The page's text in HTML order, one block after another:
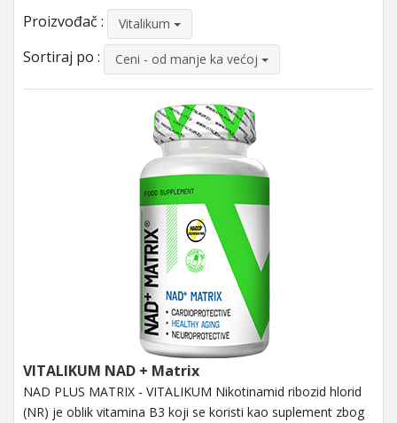
Proizvođač : Vitalikum
Sortiraj po : Ceni - od manje ka većoj
VITALIKUM NAD + Matrix
NAD PLUS MATRIX - VITALIKUM Nikotinamid ribozid hlorid
(NR) je oblik vitamina B3 koji se koristi kao suplement zbog